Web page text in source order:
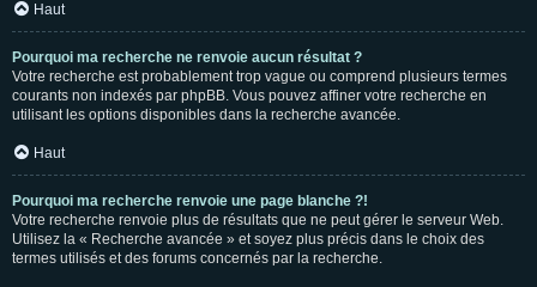
Haut
Pourquoi ma recherche ne renvoie aucun résultat ?
Votre recherche est probablement trop vague ou comprend plusieurs termes
courants non indexés par phpBB. Vous pouvez affiner votre recherche en
utilisant les options disponibles dans la recherche avancée.
Haut
Pourquoi ma recherche renvoie une page blanche ?!
Votre recherche renvoie plus de résultats que ne peut gérer le serveur Web.
Utilisez la « Recherche avancée » et soyez plus précis dans le choix des
termes utilisés et des forums concernés par la recherche.